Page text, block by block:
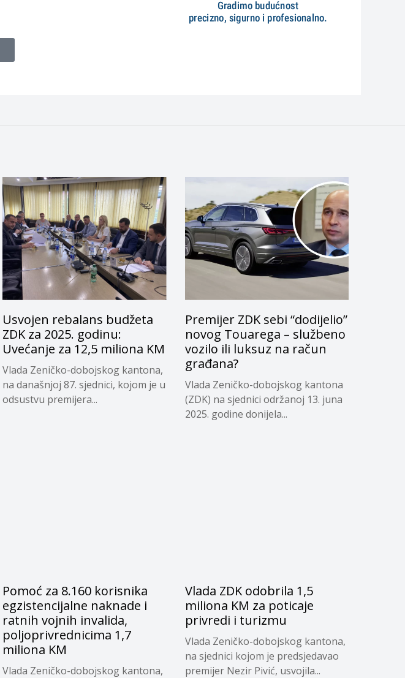
Usvojen rebalans budžeta
ZDK za 2025. godinu:
Uvećanje za 12,5 miliona KM
Vlada Zeničko-dobojskog kantona,
na današnjoj 87. sjednici, kojom je u
odsustvu premijera...
Premijer ZDK sebi “dodijelio”
novog Touarega – službeno
vozilo ili luksuz na račun
građana?
Vlada Zeničko-dobojskog kantona
(ZDK) na sjednici održanoj 13. juna
2025. godine donijela...
Pomoć za 8.160 korisnika
egzistencijalne naknade i
ratnih vojnih invalida,
poljoprivrednicima 1,7
miliona KM
Vlada Zeničko-dobojskog kantona,
Vlada ZDK odobrila 1,5
miliona KM za poticaje
privredi i turizmu
Vlada Zeničko-dobojskog kantona,
na sjednici kojom je predsjedavao
premijer Nezir Pivić, usvojila...